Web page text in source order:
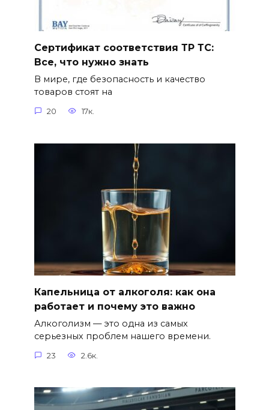
Сертификат соответствия ТР ТС:
Все, что нужно знать
В мире, где безопасность и качество
товаров стоят на
20 17к.
Капельница от алкоголя: как она
работает и почему это важно
Алкоголизм — это одна из самых
серьезных проблем нашего времени.
23 2.6к.